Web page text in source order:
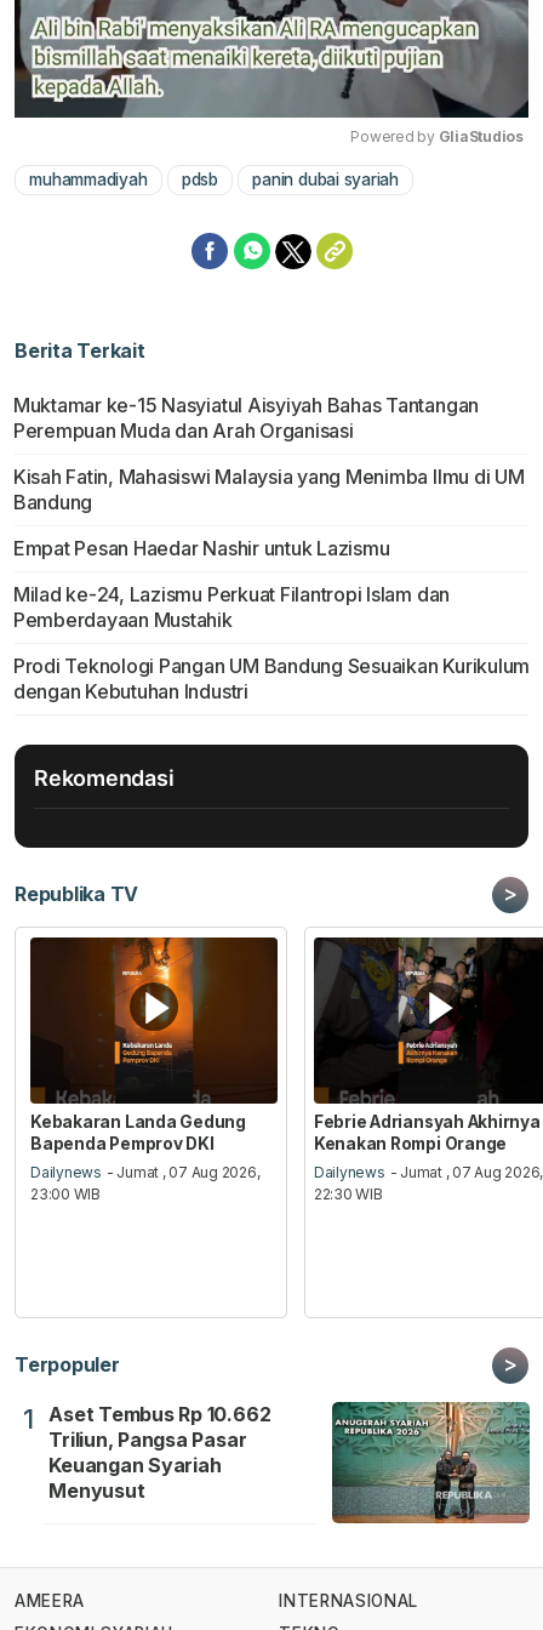
Powered by GliaStudios
muhammadiyah pdsb panin dubai syariah
Berita Terkait
Muktamar ke-15 Nasyiatul Aisyiyah Bahas Tantangan
Perempuan Muda dan Arah Organisasi
Kisah Fatin, Mahasiswi Malaysia yang Menimba Ilmu di UM
Bandung
Empat Pesan Haedar Nashir untuk Lazismu
Milad ke-24, Lazismu Perkuat Filantropi Islam dan
Pemberdayaan Mustahik
Prodi Teknologi Pangan UM Bandung Sesuaikan Kurikulum
dengan Kebutuhan Industri
Rekomendasi
Republika TV >
Kebakaran Landa Gedung
Bapenda Pemprov DKI
Dailynews - Jumat , 07 Aug 2026,
23:00 WIB
Febrie Adriansyah Akhirnya
Kenakan Rompi Orange
Dailynews - Jumat , 07 Aug 2026,
22:30 WIB
Terpopuler >
1
Aset Tembus Rp 10.662
Triliun, Pangsa Pasar
Keuangan Syariah
Menyusut
AMEERA
INTERNASIONAL